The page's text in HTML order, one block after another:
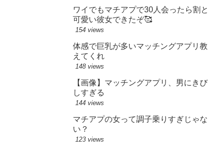
ワイでもマチアプで30人会ったら割と
可愛い彼女できたぞ🥰
154 views
体感で巨乳が多いマッチングアプリ教
えてくれ
148 views
【画像】マッチングアプリ、男にきび
しすぎる
144 views
マチアプの女って調子乗りすぎじゃな
い？
123 views